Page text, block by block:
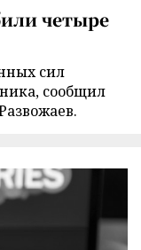
четыре
сил
сообщил